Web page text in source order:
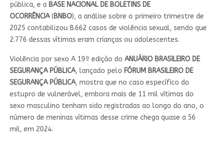
pública, e a BASE NACIONAL DE BOLETINS DE
OCORRÊNCIA(BNBO), a análise sobre o primeiro trimestre de
2025 contabilizou 8.662 casos de violência sexual, sendo que
2.776 dessas vítimas eram crianças ou adolescentes.
Violência por sexo A 19ª edição do ANUÁRIO BRASILEIRO DE
SEGURANÇA PÚBLICA, lançado pelo FÓRUM BRASILEIRO DE
SEGURANÇA PÚBLICA, mostra que no caso específico do
estupro de vulnerável, embora mais de 11 mil vítimas do
sexo masculino tenham sido registradas ao longo do ano, o
número de meninas vítimas desse crime chega quase a 56
mil, em 2024.